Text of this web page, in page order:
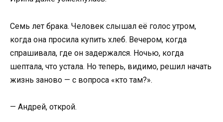
Семь лет брака. Человек слышал её голос утром,
когда она просила купить хлеб. Вечером, когда
спрашивала, где он задержался. Ночью, когда
шептала, что устала. Но теперь, видимо, решил начать
жизнь заново — с вопроса «кто там?».
— Андрей, открой.